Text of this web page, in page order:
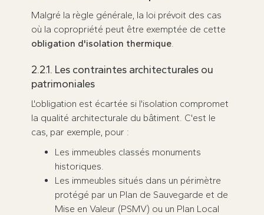
Malgré la règle générale, la loi prévoit des cas
où la copropriété peut être exemptée de cette
obligation d'isolation thermique.
2.2.1. Les contraintes architecturales ou
patrimoniales
L'obligation est écartée si l'isolation compromet
la qualité architecturale du bâtiment. C'est le
cas, par exemple, pour :
Les immeubles classés monuments
historiques.
Les immeubles situés dans un périmètre
protégé par un Plan de Sauvegarde et de
Mise en Valeur (PSMV) ou un Plan Local